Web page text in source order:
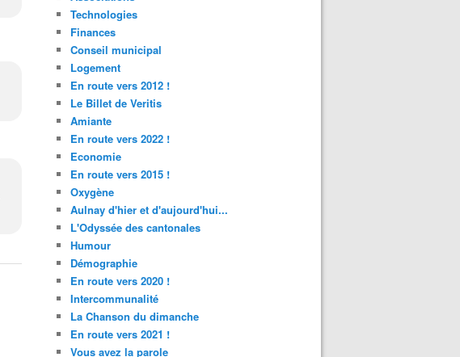
Technologies
Finances
Conseil municipal
Logement
En route vers 2012 !
Le Billet de Veritis
Amiante
En route vers 2022 !
Economie
En route vers 2015 !
Oxygène
Aulnay d'hier et d'aujourd'hui...
L'Odyssée des cantonales
Humour
Démographie
En route vers 2020 !
Intercommunalité
La Chanson du dimanche
En route vers 2021 !
Vous avez la parole